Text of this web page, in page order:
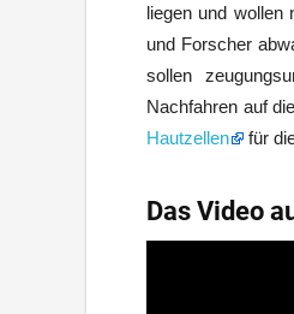
liegen und wollen
und Forscher
sollen
Nachfahren auf
Hautzellen
für
Das Video